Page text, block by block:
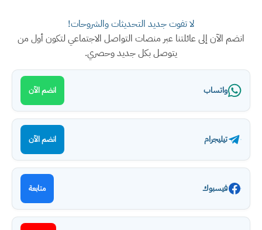
لا تفوت جديد التحديثات والشروحات!
انضم الآن إلى عائلتنا عبر منصات التواصل الاجتماعي لتكون أول من
يتوصل بكل جديد وحصري.
واتساب انضم الآن
تيليجرام انضم الآن
فيسبوك متابعة